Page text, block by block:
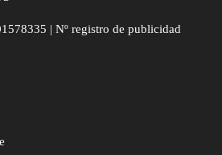
| Nº registro de publicidad